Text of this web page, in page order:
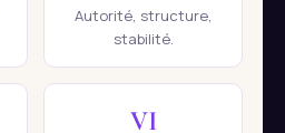
Autorité, structure,
stabilité.
VI